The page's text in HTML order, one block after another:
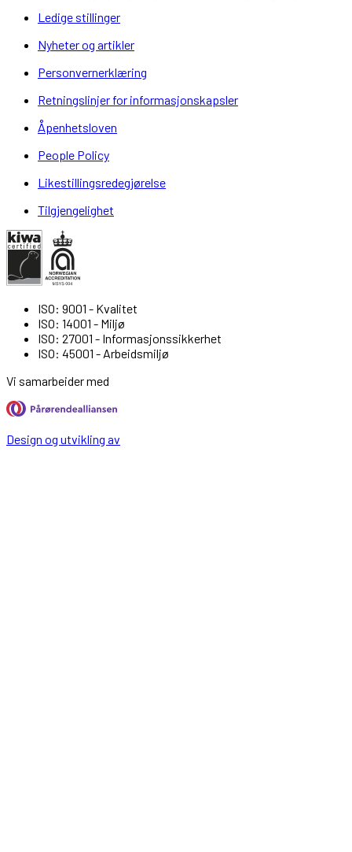
Ledige stillinger
Nyheter og artikler
Personvernerklæring
Retningslinjer for informasjonskapsler
Åpenhetsloven
People Policy
Likestillingsredegjørelse
Tilgjengelighet
ISO: 9001 - Kvalitet
ISO: 14001 - Miljø
ISO: 27001 - Informasjonssikkerhet
ISO: 45001 - Arbeidsmiljø
Vi samarbeider med
Design og utvikling av